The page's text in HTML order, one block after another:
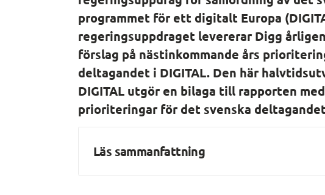
programmet för ett digitalt Europa
regeringsuppdraget levererar Digg
förslag på nästinkommande års
deltagandet i DIGITAL. Den här
DIGITAL utgör en bilaga till rapporten
prioriteringar för det svenska
Läs sammanfattning